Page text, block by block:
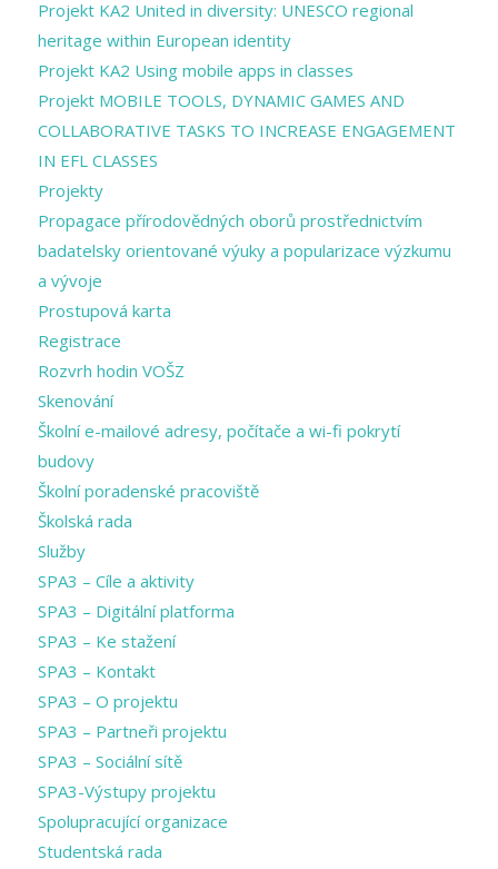
Projekt KA2 United in diversity: UNESCO regional
heritage within European identity
Projekt KA2 Using mobile apps in classes
Projekt MOBILE TOOLS, DYNAMIC GAMES AND
COLLABORATIVE TASKS TO INCREASE ENGAGEMENT
IN EFL CLASSES
Projekty
Propagace přírodovědných oborů prostřednictvím
badatelsky orientované výuky a popularizace výzkumu
a vývoje
Prostupová karta
Registrace
Rozvrh hodin VOŠZ
Skenování
Školní e-mailové adresy, počítače a wi-fi pokrytí
budovy
Školní poradenské pracoviště
Školská rada
Služby
SPA3 – Cíle a aktivity
SPA3 – Digitální platforma
SPA3 – Ke stažení
SPA3 – Kontakt
SPA3 – O projektu
SPA3 – Partneři projektu
SPA3 – Sociální sítě
SPA3-Výstupy projektu
Spolupracující organizace
Studentská rada